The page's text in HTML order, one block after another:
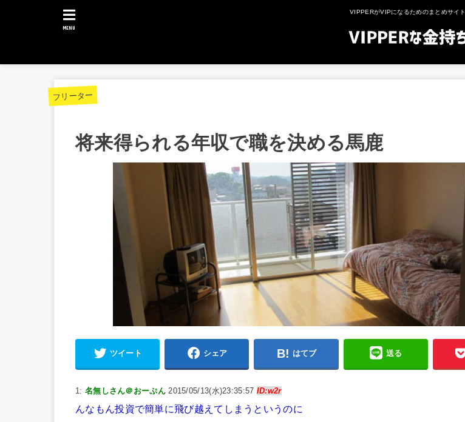
VIPPERがVIPになるためのまとめサイト
MENU
フリーター
将来得られる年収で職を決める馬鹿
ツイート シェア はてブ 送る
1: 名無しさん＠おーぷん2015/05/13(水)23:35:57 ID:w2r
んなもん投資で簡単に飛び越えてしまうというのに